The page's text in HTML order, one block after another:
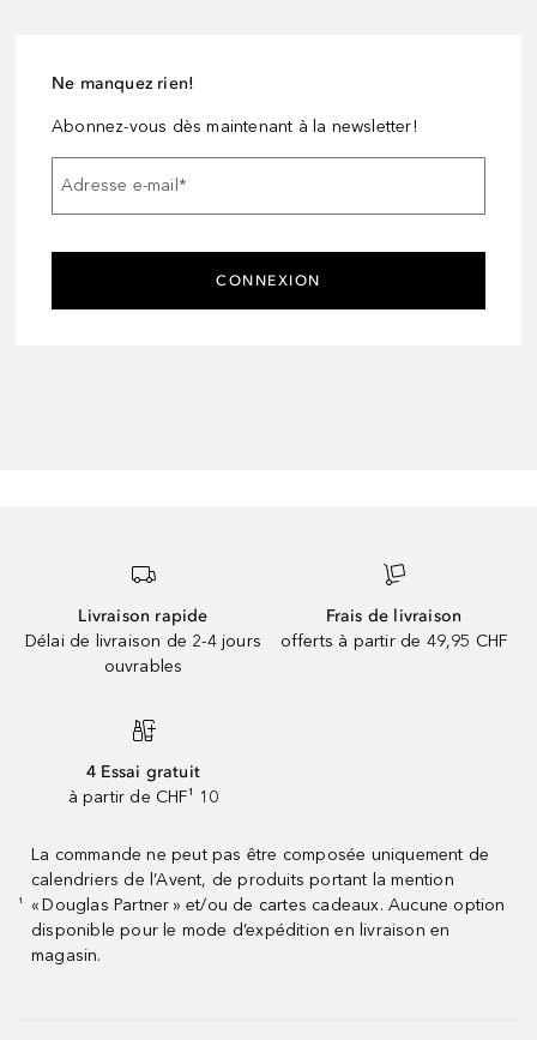
Ne manquez rien!
Abonnez-vous dès maintenant à la newsletter!
Adresse e-mail*
CONNEXION
Livraison rapide
Délai de livraison de 2-4 jours
ouvrables
Frais de livraison
offerts à partir de 49,95 CHF
4 Essai gratuit
à partir de CHF¹ 10
¹
La commande ne peut pas être composée uniquement de
calendriers de l’Avent, de produits portant la mention
« Douglas Partner » et/ou de cartes cadeaux. Aucune option
disponible pour le mode d’expédition en livraison en
magasin.